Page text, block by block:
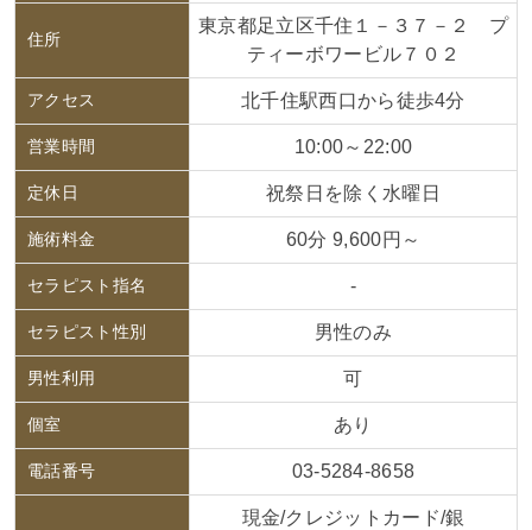
住所
東京都足立区千住１－３７－２ プ
ティーボワービル７０２
アクセス 北千住駅西口から徒歩4分
営業時間 10:00～22:00
定休日 祝祭日を除く水曜日
施術料金 60分 9,600円～
セラピスト指名 -
セラピスト性別 男性のみ
男性利用 可
個室 あり
電話番号 03-5284-8658
現金/クレジットカード/銀